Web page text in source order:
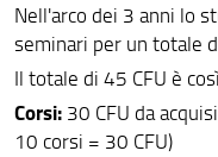
Nell'arco dei 3 anni lo
seminari per un totale
Il totale di 45 CFU è
Corsi: 30 CFU da
10 corsi = 30 CFU)